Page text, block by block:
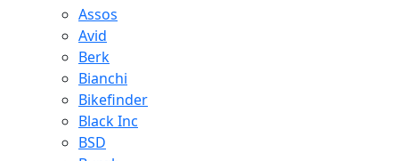
Assos
Avid
Berk
Bianchi
Bikefinder
Black Inc
BSD